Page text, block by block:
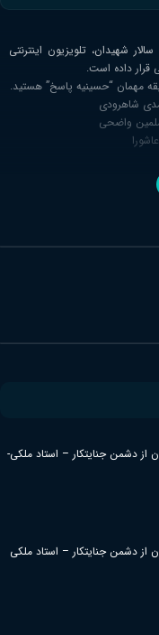
شهیدان، تلویزیون اینترنتی
قرار داده است.
شاهرودی
واضحی
از دشمن جنایتکار – استاد ملکی-
از دشمن جنایتکار – استاد ملکی